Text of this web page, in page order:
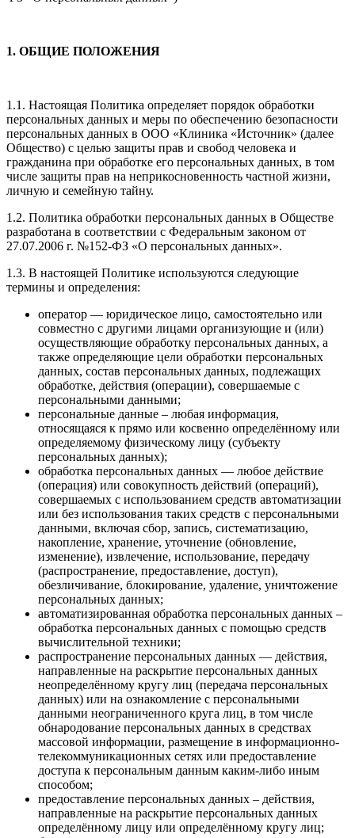
1. ОБЩИЕ ПОЛОЖЕНИЯ
1.1. Настоящая Политика определяет порядок обработки
персональных данных и меры по обеспечению безопасности
персональных данных в ООО «Клиника «Источник» (далее
Общество) с целью защиты прав и свобод человека и
гражданина при обработке его персональных данных, в том
числе защиты прав на неприкосновенность частной жизни,
личную и семейную тайну.
1.2. Политика обработки персональных данных в Обществе
разработана в соответствии с Федеральным законом от
27.07.2006 г. №152-ФЗ «О персональных данных».
1.3. В настоящей Политике используются следующие
термины и определения:
оператор — юридическое лицо, самостоятельно или
совместно с другими лицами организующие и (или)
осуществляющие обработку персональных данных, а
также определяющие цели обработки персональных
данных, состав персональных данных, подлежащих
обработке, действия (операции), совершаемые с
персональными данными;
персональные данные – любая информация,
относящаяся к прямо или косвенно определённому или
определяемому физическому лицу (субъекту
персональных данных);
обработка персональных данных — любое действие
(операция) или совокупность действий (операций),
совершаемых с использованием средств автоматизации
или без использования таких средств с персональными
данными, включая сбор, запись, систематизацию,
накопление, хранение, уточнение (обновление,
изменение), извлечение, использование, передачу
(распространение, предоставление, доступ),
обезличивание, блокирование, удаление, уничтожение
персональных данных;
автоматизированная обработка персональных данных –
обработка персональных данных с помощью средств
вычислительной техники;
распространение персональных данных — действия,
направленные на раскрытие персональных данных
неопределённому кругу лиц (передача персональных
данных) или на ознакомление с персональными
данными неограниченного круга лиц, в том числе
обнародование персональных данных в средствах
массовой информации, размещение в информационно-
телекоммуникационных сетях или предоставление
доступа к персональным данным каким-либо иным
способом;
предоставление персональных данных – действия,
направленные на раскрытие персональных данных
определённому лицу или определённому кругу лиц;